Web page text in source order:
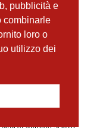
pubblicità e
combinarle
loro o
utilizzo dei